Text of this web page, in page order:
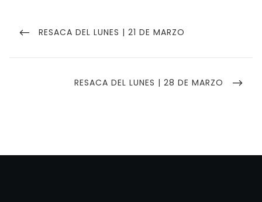
de
PREVIOUS
RESACA DEL LUNES | 21 DE MARZO
NEXT
RESACA DEL LUNES | 28 DE MARZO